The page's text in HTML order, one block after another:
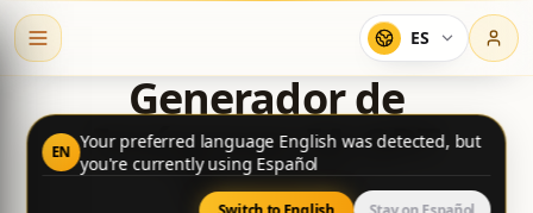
ES
EN Your preferred language English was detected, but
you're currently using Español
Generador de
Imágenes IA GPT
Image 2